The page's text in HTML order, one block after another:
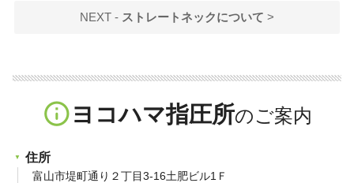
NEXT - ストレートネックについて >
info_outlineヨコハマ指圧所
住所
富山市堤町通り２丁目3-16土肥ビル1Ｆ